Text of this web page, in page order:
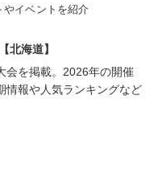
イベントを紹介
北海道】
会を掲載。2026年の開催
情報や人気ランキングなど